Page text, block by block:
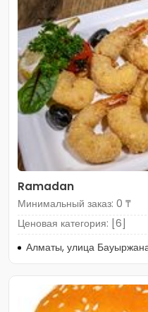
Ramadan
Минимальный заказ: 0 ₸
Ценовая категория: [6]
Алматы, улица